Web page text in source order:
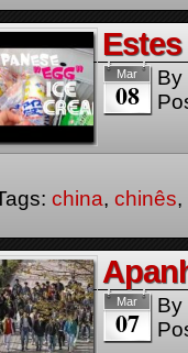
Mar
08
By
china, chinês,
Mar
07
By